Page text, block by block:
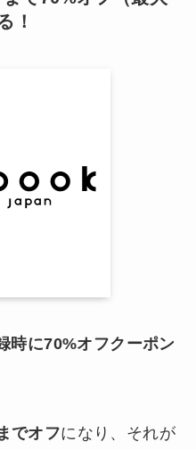
！
時に70%オフクーポン
でオフになり、それが